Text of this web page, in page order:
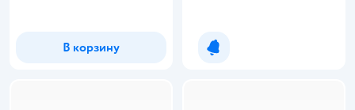
В корзину Уведомить о появлении